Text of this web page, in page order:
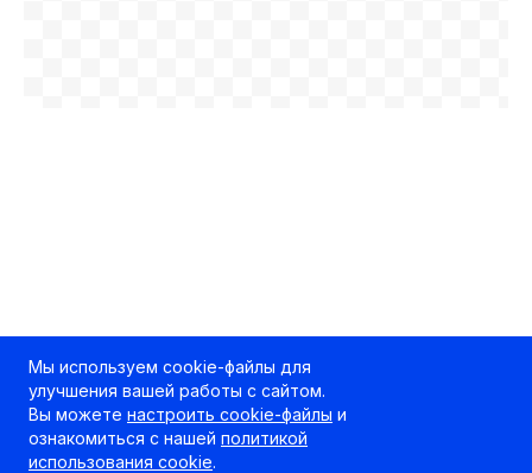
Мы используем cookie-файлы для
улучшения вашей работы с сайтом.
Вы можете настроить cookie-файлы и
ознакомиться с нашей политикой
использования cookie.